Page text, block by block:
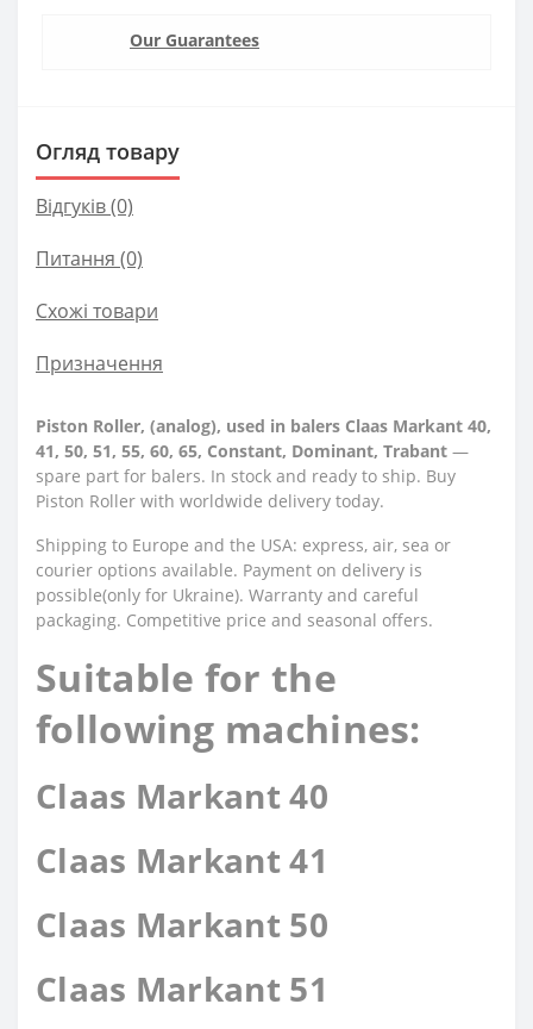
Our Guarantees
Огляд товару
Відгуків (0)
Питання (0)
Схожі товари
Призначення
Piston Roller, (analog), used in balers Claas Markant 40,
41, 50, 51, 55, 60, 65, Constant, Dominant, Trabant —
spare part for balers. In stock and ready to ship. Buy
Piston Roller with worldwide delivery today.
Shipping to Europe and the USA: express, air, sea or
courier options available. Payment on delivery is
possible(only for Ukraine). Warranty and careful
packaging. Competitive price and seasonal offers.
Suitable for the
following machines:
Claas Markant 40
Claas Markant 41
Claas Markant 50
Claas Markant 51